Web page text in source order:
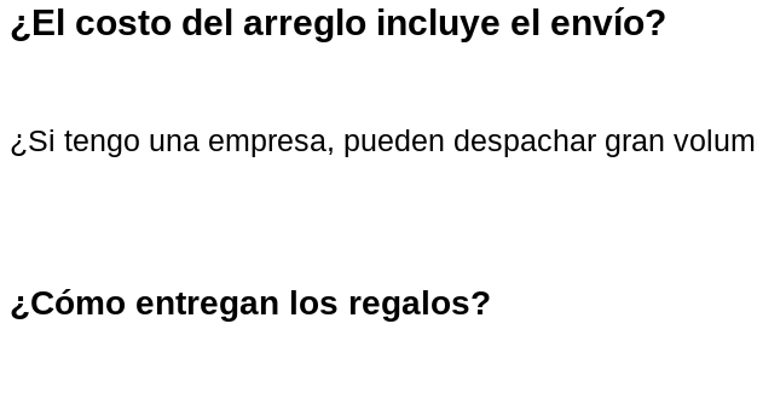
¿El costo del arreglo incluye el envío?
¿Si tengo una empresa, pueden despachar gran
¿Cómo entregan los regalos?